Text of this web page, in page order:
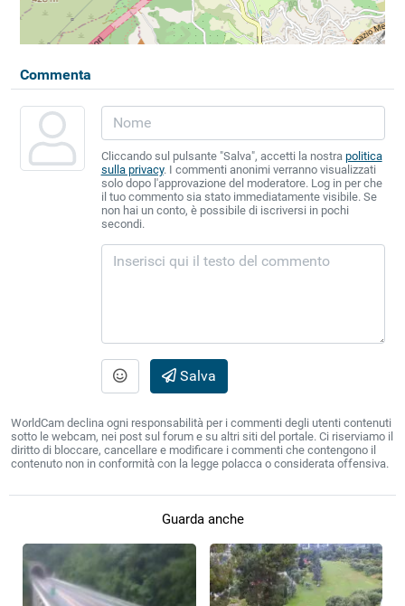
Commenta
Cliccando sul pulsante "Salva", accetti la nostra politica
sulla privacy. I commenti anonimi verranno visualizzati
solo dopo l'approvazione del moderatore. Log in per che
il tuo commento sia stato immediatamente visibile. Se
non hai un conto, è possibile di iscriversi in pochi
secondi.
Salva
WorldCam declina ogni responsabilità per i commenti degli utenti contenuti
sotto le webcam, nei post sul forum e su altri siti del portale. Ci riserviamo il
diritto di bloccare, cancellare e modificare i commenti che contengono il
contenuto non in conformità con la legge polacca o considerata offensiva.
Guarda anche